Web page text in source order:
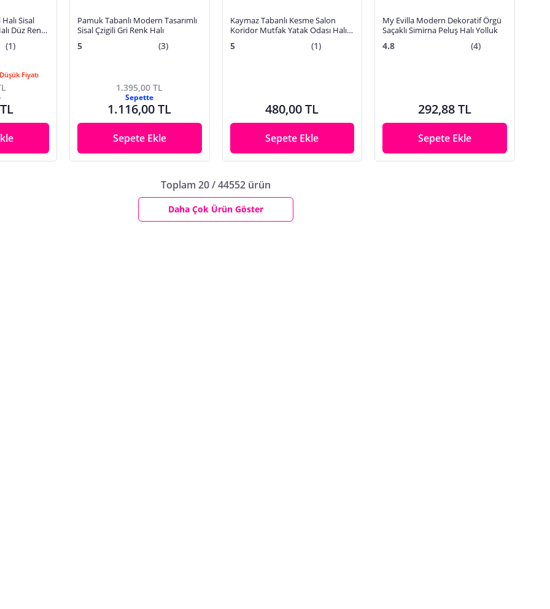
Sisal
Düz Renk
(1)
Fiyatı
Pamuk Tabanlı Modern Tasarımlı
Sisal Çzigili Gri Renk Halı
5 (3)
1.395,00 TL
Sepette
1.116,00 TL
Sepete Ekle
Kaymaz Tabanlı Kesme Salon
Koridor Mutfak Yatak Odası Halısı
5 (1)
480,00 TL
Sepete Ekle
My Evilla Modern Dekoratif Örgü
Saçaklı Simirna Peluş Halı Yolluk
4.8 (4)
292,88 TL
Sepete Ekle
Toplam 20 / 44552 ürün
Daha Çok Ürün Göster